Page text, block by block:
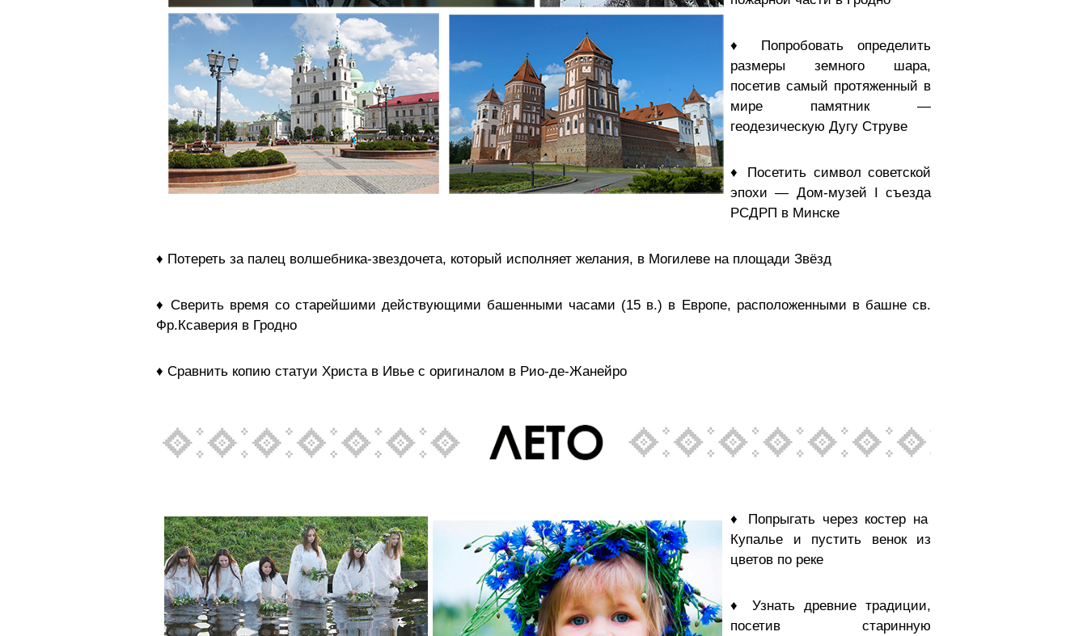
♦ Попробовать определить
размеры земного шара,
посетив самый протяженный в
мире памятник —
геодезическую Дугу Струве
♦ Посетить символ советской
эпохи — Дом-музей I съезда
РСДРП в Минске
♦ Потереть за палец волшебника-звездочета, который исполняет желания, в Могилеве на площади Звёзд
♦ Сверить время со старейшими действующими башенными часами (15 в.) в Европе, расположенными в башне св.
Фр.Ксаверия в Гродно
♦ Сравнить копию статуи Христа в Ивье с оригиналом в Рио-де-Жанейро
♦ Попрыгать через костер на
Купалье и пустить венок из
цветов по реке
♦ Узнать древние традиции,
посетив старинную